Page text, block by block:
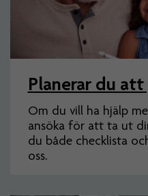
Planerar du att
Om du vill ha hjälp
ansöka för att ta ut
du både checklista
oss.